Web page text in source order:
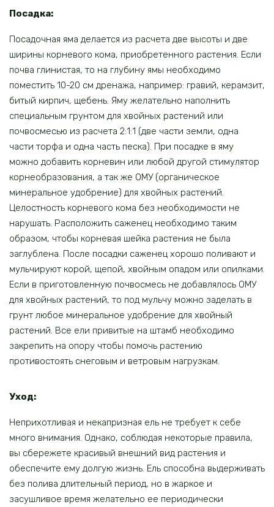
Посадка:
Посадочная яма делается из расчета две высоты и две
ширины корневого кома, приобретенного растения. Если
почва глинистая, то на глубину ямы необходимо
поместить 10-20 см дренажа, например: гравий, керамзит,
битый кирпич, щебень. Яму желательно наполнить
специальным грунтом для хвойных растений или
почвосмесью из расчета 2:1:1 (две части земли, одна
части торфа и одна часть песка). При посадке в яму
можно добавить корневин или любой другой стимулятор
корнеобразования, а так же ОМУ (органическое
минеральное удобрение) для хвойных растений.
Целостность корневого кома без необходимости не
нарушать. Расположить саженец необходимо таким
образом, чтобы корневая шейка растения не была
заглублена. После посадки саженец хорошо поливают и
мульчируют корой, щепой, хвойным опадом или опилками.
Если в приготовленную почвосмесь не добавлялось ОМУ
для хвойных растений, то под мульчу можно заделать в
грунт любое минеральное удобрение для хвойный
растений. Все ели привитые на штамб необходимо
закрепить на опору чтобы помочь растению
противостоять снеговым и ветровым нагрузкам.
Уход:
Неприхотливая и некапризная ель не требует к себе
много внимания. Однако, соблюдая некоторые правила,
вы сбережете красивый внешний вид растения и
обеспечите ему долгую жизнь. Ель способна выдерживать
без полива длительный период, но в жаркое и
засушливое время желательно ее периодически